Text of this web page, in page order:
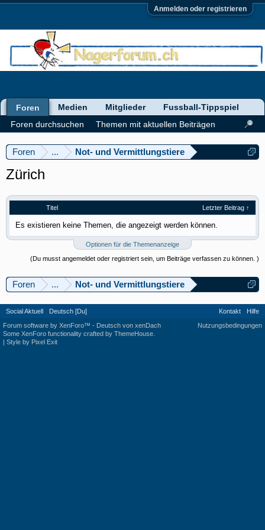
Anmelden oder registrieren
Foren ... Not- und Vermittlungstiere
Zürich
Titel Letzter Beitrag ↑
Es existieren keine Themen, die angezeigt werden können.
Optionen für die Themenanzeige
(Du musst angemeldet oder registriert sein, um Beiträge verfassen zu können. )
Foren ... Not- und Vermittlungstiere
Foren
Foren durchsuchen
Themen mit aktuellen Beiträgen
Medien Mitglieder Fussball-Tippspiel
Social Aktuell Deutsch [Du] Kontakt
Hilfe
Nutzungsbedingungen
Forum software by XenForo™ - Deutsch von xenDach
Some XenForo functionality crafted by ThemeHouse
| Style by Pixel Exit